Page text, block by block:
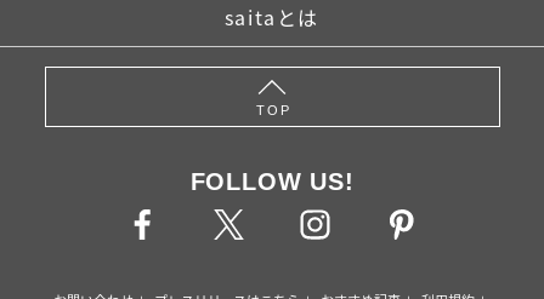
saitaとは
TOP
FOLLOW US!